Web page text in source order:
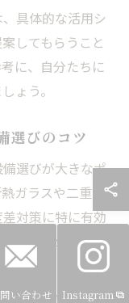
具体的な活用シ
してもらうこと
に、自分たちに
ょう。
選びのコツ
選びが大きなポ
ガラスや二重サ
対策に特に有効
することで、湿
次第で使い勝手
い合わせ Instagram